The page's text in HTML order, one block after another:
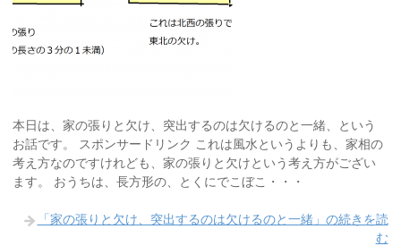
本日は、家の張りと欠け、突出するのは欠けるのと一緒、という
お話です。 スポンサードリンク これは風水というよりも、家相の
考え方なのですけれども、家の張りと欠けという考え方がござい
ます。 おうちは、長方形の、とくにでこぼこ・・・
「家の張りと欠け、突出するのは欠けるのと一緒」の続きを読
む